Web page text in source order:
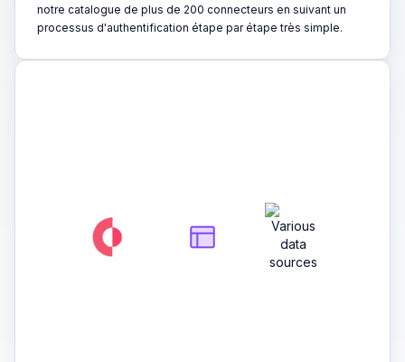
notre catalogue de plus de 200 connecteurs en suivant un
processus d'authentification étape par étape très simple.